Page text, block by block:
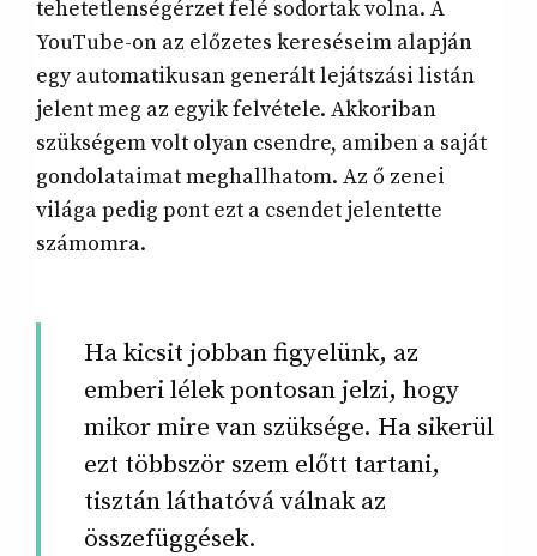
tehetetlenségérzet felé sodortak volna. A
YouTube-on az előzetes kereséseim alapján
egy automatikusan generált lejátszási listán
jelent meg az egyik felvétele. Akkoriban
szükségem volt olyan csendre, amiben a saját
gondolataimat meghallhatom. Az ő zenei
világa pedig pont ezt a csendet jelentette
számomra.
Ha kicsit jobban figyelünk, az
emberi lélek pontosan jelzi, hogy
mikor mire van szüksége. Ha sikerül
ezt többször szem előtt tartani,
tisztán láthatóvá válnak az
összefüggések.